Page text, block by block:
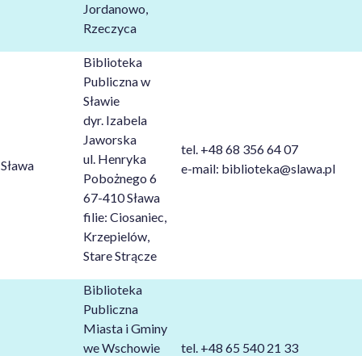
Jordanowo,
Rzeczyca
Sława
Biblioteka
Publiczna w
Sławie
dyr. Izabela
Jaworska
ul. Henryka
Pobożnego 6
67-410 Sława
filie: Ciosaniec,
Krzepielów,
Stare Strącze
tel. +48 68 356 64 07
e-mail: biblioteka@slawa.pl
Biblioteka
Publiczna
Miasta i Gminy
we Wschowie
tel. +48 65 540 21 33